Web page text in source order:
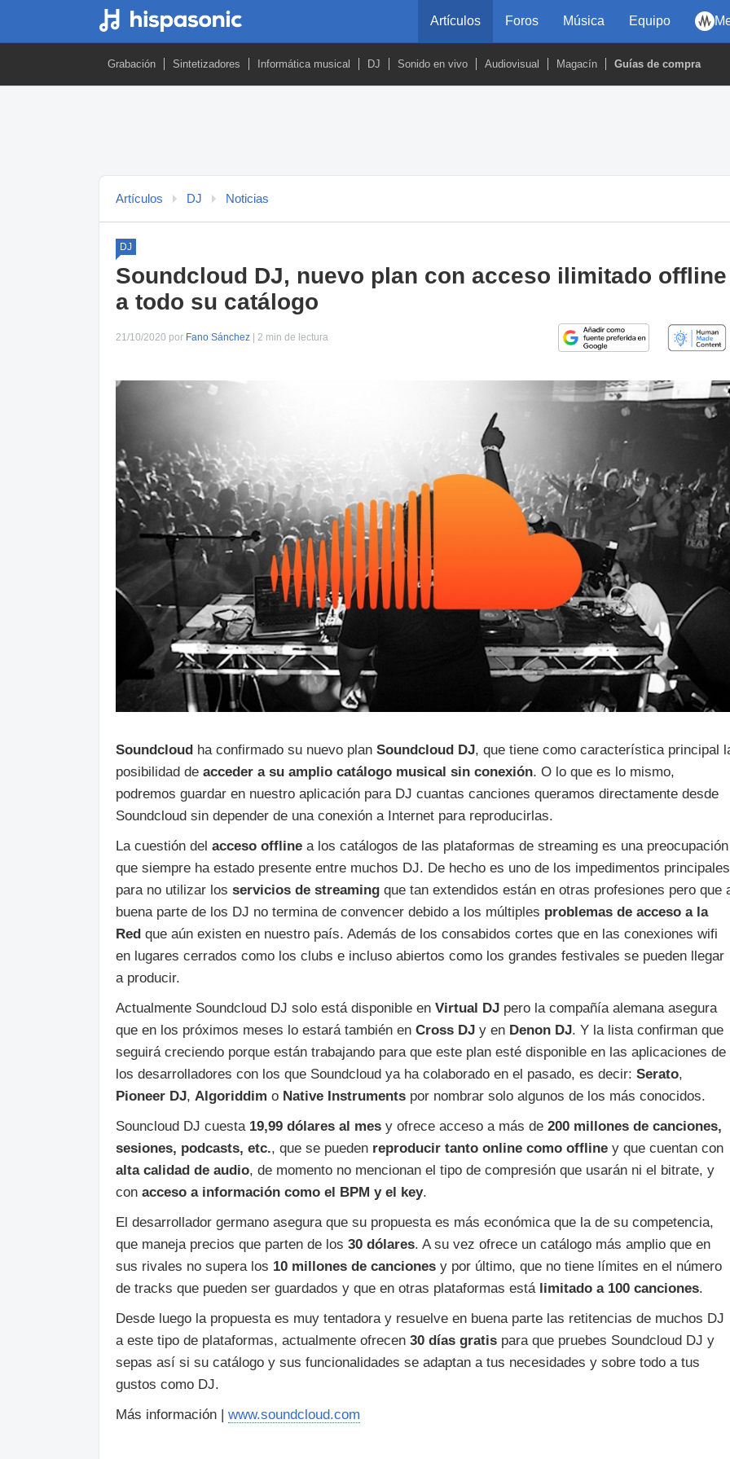
Artículos Foros Música Equipo
Grabación Sintetizadores Informática musical DJ Sonido en vivo Audiovisual Magacín Guías de compra
Artículos DJ Noticias
DJ
Soundcloud DJ, nuevo plan con acceso ilimitado offline
a todo su catálogo
21/10/2020 por Fano Sánchez | 2 min de lectura
Soundcloud ha confirmado su nuevo plan Soundcloud DJ, que tiene como característica principal
posibilidad de acceder a su amplio catálogo musical sin conexión. O lo que es lo mismo,
podremos guardar en nuestro aplicación para DJ cuantas canciones queramos directamente desde
Soundcloud sin depender de una conexión a Internet para reproducirlas.
La cuestión del acceso offline a los catálogos de las plataformas de streaming es una preocupación
que siempre ha estado presente entre muchos DJ. De hecho es uno de los impedimentos principales
para no utilizar los servicios de streaming que tan extendidos están en otras profesiones pero que
buena parte de los DJ no termina de convencer debido a los múltiples problemas de acceso a la
Red que aún existen en nuestro país. Además de los consabidos cortes que en las conexiones wifi
en lugares cerrados como los clubs e incluso abiertos como los grandes festivales se pueden llegar
a producir.
Actualmente Soundcloud DJ solo está disponible en Virtual DJ pero la compañía alemana asegura
que en los próximos meses lo estará también en Cross DJ y en Denon DJ. Y la lista confirman que
seguirá creciendo porque están trabajando para que este plan esté disponible en las aplicaciones de
los desarrolladores con los que Soundcloud ya ha colaborado en el pasado, es decir: Serato,
Pioneer DJ, Algoriddim o Native Instruments por nombrar solo algunos de los más conocidos.
Souncloud DJ cuesta 19,99 dólares al mes y ofrece acceso a más de 200 millones de canciones,
sesiones, podcasts, etc., que se pueden reproducir tanto online como offline y que cuentan con
alta calidad de audio, de momento no mencionan el tipo de compresión que usarán ni el bitrate, y
con acceso a información como el BPM y el key.
El desarrollador germano asegura que su propuesta es más económica que la de su competencia,
que maneja precios que parten de los 30 dólares. A su vez ofrece un catálogo más amplio que en
sus rivales no supera los 10 millones de canciones y por último, que no tiene límites en el número
de tracks que pueden ser guardados y que en otras plataformas está limitado a 100 canciones.
Desde luego la propuesta es muy tentadora y resuelve en buena parte las retitencias de muchos DJ
a este tipo de plataformas, actualmente ofrecen 30 días gratis para que pruebes Soundcloud DJ y
sepas así si su catálogo y sus funcionalidades se adaptan a tus necesidades y sobre todo a tus
gustos como DJ.
Más información | www.soundcloud.com